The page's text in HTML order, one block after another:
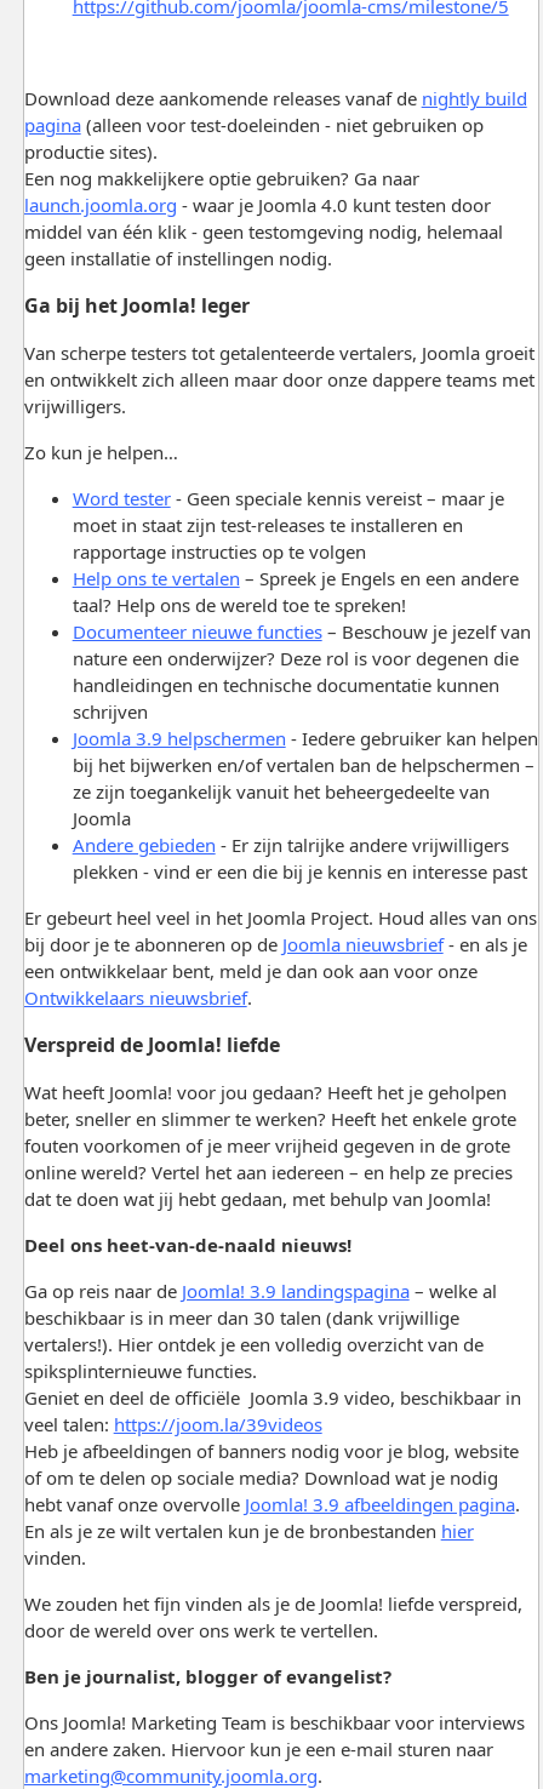
https://github.com/joomla/joomla-cms/milestone/5
Download deze aankomende releases vanaf de nightly build
pagina(alleen voor test-doeleinden - niet gebruiken op
productie sites).
Een nog makkelijkere optie gebruiken? Ga naar
launch.joomla.org - waar je Joomla 4.0 kunt testen door
middel van één klik - geen testomgeving nodig, helemaal
geen installatie of instellingen nodig.
Ga bij het Joomla! leger
Van scherpe testers tot getalenteerde vertalers, Joomla groeit
en ontwikkelt zich alleen maar door onze dappere teams met
vrijwilligers.
Zo kun je helpen…
Word tester- Geen speciale kennis vereist – maar je
moet in staat zijn test-releases te installeren en
rapportage instructies op te volgen
Help ons te vertalen – Spreek je Engels en een andere
taal? Help ons de wereld toe te spreken!
Documenteer nieuwe functies– Beschouw je jezelf van
nature een onderwijzer? Deze rol is voor degenen die
handleidingen en technische documentatie kunnen
schrijven
Joomla 3.9 helpschermen - Iedere gebruiker kan helpen
bij het bijwerken en/of vertalen ban de helpschermen –
ze zijn toegankelijk vanuit het beheergedeelte van
Joomla
Andere gebieden - Er zijn talrijke andere vrijwilligers
plekken - vind er een die bij je kennis en interesse past
Er gebeurt heel veel in het Joomla Project. Houd alles van ons
bij door je te abonneren op de Joomla nieuwsbrief- en als je
een ontwikkelaar bent, meld je dan ook aan voor onze
Ontwikkelaars nieuwsbrief.
Verspreid de Joomla! liefde
Wat heeft Joomla! voor jou gedaan? Heeft het je geholpen
beter, sneller en slimmer te werken? Heeft het enkele grote
fouten voorkomen of je meer vrijheid gegeven in de grote
online wereld? Vertel het aan iedereen – en help ze precies
dat te doen wat jij hebt gedaan, met behulp van Joomla!
Deel ons heet-van-de-naald nieuws!
Ga op reis naar de Joomla! 3.9 landingspagina– welke al
beschikbaar is in meer dan 30 talen (dank vrijwillige
vertalers!). Hier ontdek je een volledig overzicht van de
spiksplinternieuwe functies.
Geniet en deel de officiële Joomla 3.9 video, beschikbaar in
veel talen: https://joom.la/39videos
Heb je afbeeldingen of banners nodig voor je blog, website
of om te delen op sociale media? Download wat je nodig
hebt vanaf onze overvolle Joomla! 3.9 afbeeldingen pagina.
En als je ze wilt vertalen kun je de bronbestanden hier
vinden.
We zouden het fijn vinden als je de Joomla! liefde verspreid,
door de wereld over ons werk te vertellen.
Ben je journalist, blogger of evangelist?
Ons Joomla! Marketing Team is beschikbaar voor interviews
en andere zaken. Hiervoor kun je een e-mail sturen naar
marketing@community.joomla.org.